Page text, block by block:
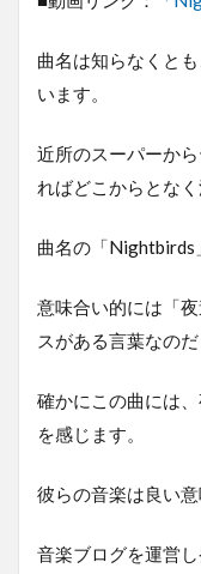
曲名は知らなくと
います。
近所のスーパーか
ればどこからとな
曲名の「Nightbirds
意味合い的には「
スがある言葉なのだ
確かにこの曲には
を感じます。
彼らの音楽は良い
音楽ブログを運営